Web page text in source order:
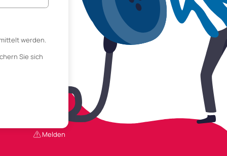
werden.
Sie sich
Melden